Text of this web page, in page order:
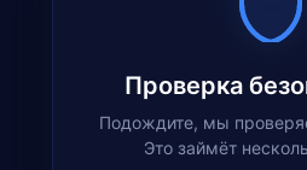
Проверка
Подождите, мы
Это займёт